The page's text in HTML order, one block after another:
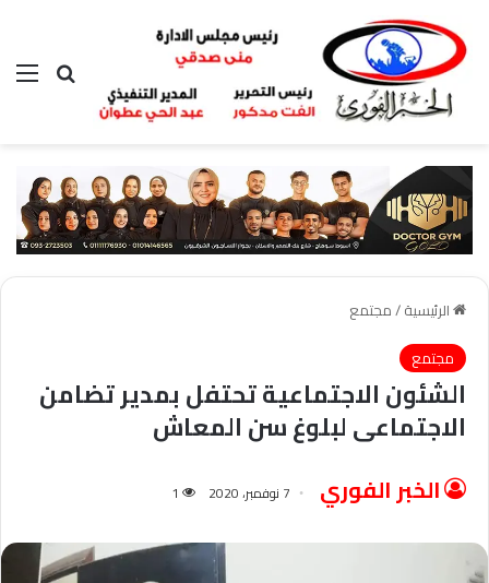
بحث عن
الرئيسية/مجتمع
مجتمع
الشئون الاجتماعية تحتفل بمدير تضامن
الاجتماعى لبلوغ سن المعاش
الخبر الفوري 7 نوفمبر، 2020 1